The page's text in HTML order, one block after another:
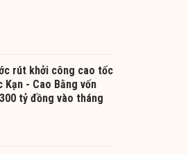
rút khởi công cao tốc
Kạn - Cao Bằng vốn
tỷ đồng vào tháng